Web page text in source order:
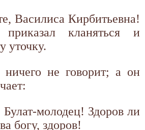
Василиса Кирбитьевна!
приказал кланяться и
уточку.
не говорит; а он
Булат-молодец! Здоров ли
богу, здоров!